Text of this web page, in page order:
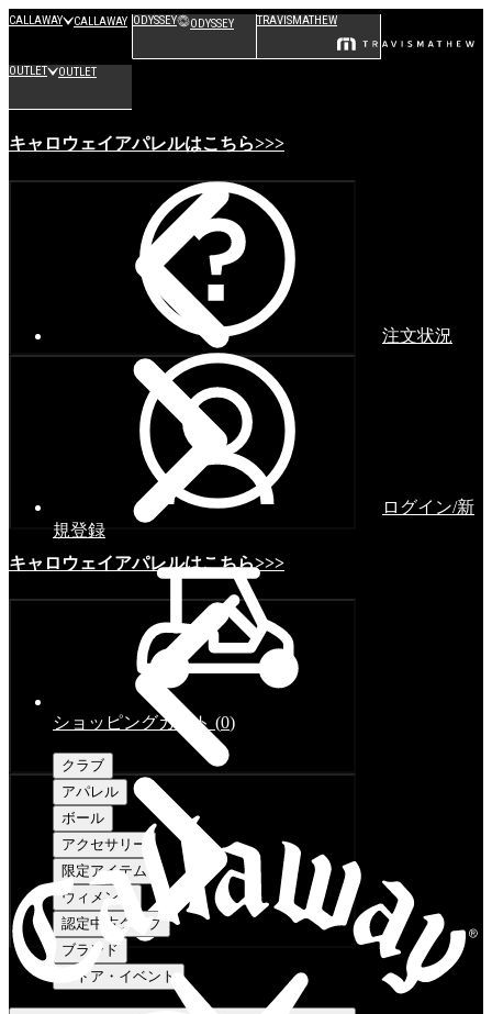
CALLAWAY CALLAWAY ODYSSEY ODYSSEY TRAVISMATHEW
OUTLET OUTLET
キャロウェイアパレルはこちら>>>
キャロウェイアパレルはこちら>>>
注文状況
ログイン/新
規登録
ショッピングカート (0)
クラブ
アパレル
ボール
アクセサリー
限定アイテム
ウィメンズ
認定中古クラブ
ブランド
ストア・イベント